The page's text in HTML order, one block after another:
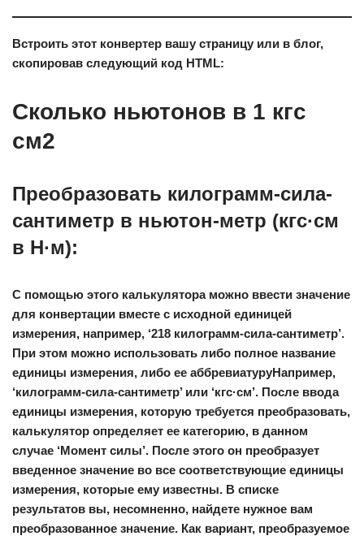
Встроить этот конвертер вашу страницу или в блог,
скопировав следующий код HTML:
Сколько ньютонов в 1 кгс
см2
Преобразовать килограмм-сила-
сантиметр в ньютон-метр (кгс·см
в Н·м):
С помощью этого калькулятора можно ввести значение
для конвертации вместе с исходной единицей
измерения, например, ‘218 килограмм-сила-сантиметр’.
При этом можно использовать либо полное название
единицы измерения, либо ее аббревиатуруНапример,
‘килограмм-сила-сантиметр’ или ‘кгс·см’. После ввода
единицы измерения, которую требуется преобразовать,
калькулятор определяет ее категорию, в данном
случае ‘Момент силы’. После этого он преобразует
введенное значение во все соответствующие единицы
измерения, которые ему известны. В списке
результатов вы, несомненно, найдете нужное вам
преобразованное значение. Как вариант, преобразуемое